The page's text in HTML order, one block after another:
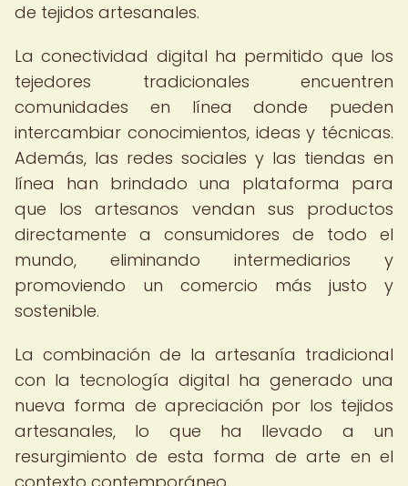
de tejidos artesanales.
La conectividad digital ha permitido que los
tejedores tradicionales encuentren
comunidades en línea donde pueden
intercambiar conocimientos, ideas y técnicas.
Además, las redes sociales y las tiendas en
línea han brindado una plataforma para
que los artesanos vendan sus productos
directamente a consumidores de todo el
mundo, eliminando intermediarios y
promoviendo un comercio más justo y
sostenible.
La combinación de la artesanía tradicional
con la tecnología digital ha generado una
nueva forma de apreciación por los tejidos
artesanales, lo que ha llevado a un
resurgimiento de esta forma de arte en el